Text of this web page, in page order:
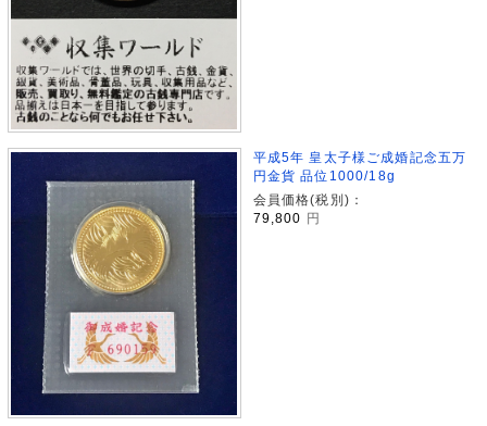
平成5年 皇太子様ご成婚記念五万
円金貨 品位1000/18g
会員価格(税別)：
79,800
円